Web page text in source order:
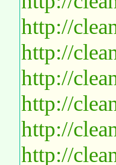
http://
http://
http://
http://
http://
http://